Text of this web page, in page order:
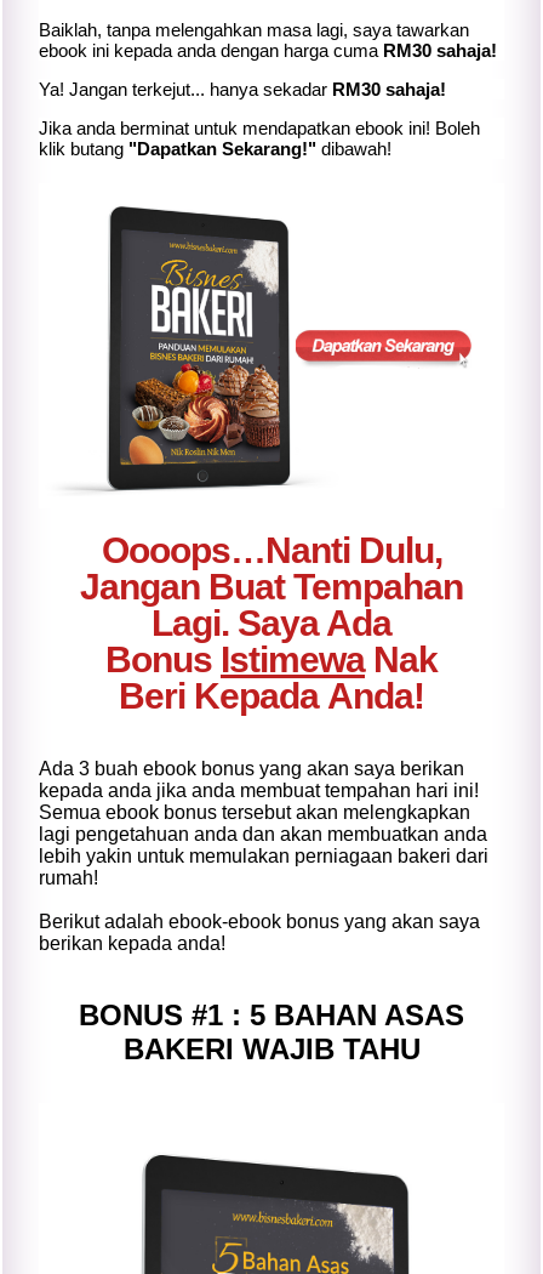
Baiklah, tanpa melengahkan masa lagi, saya tawarkan
ebook ini kepada anda dengan harga cuma RM30 sahaja!
Ya! Jangan terkejut... hanya sekadar RM30 sahaja!
Jika anda berminat untuk mendapatkan ebook ini! Boleh
klik butang "Dapatkan Sekarang!" dibawah!
Oooops…Nanti Dulu,
Jangan Buat Tempahan
Lagi. Saya Ada
Bonus IstimewaNak
Beri Kepada Anda!
Ada 3 buah ebook bonus yang akan saya berikan
kepada anda jika anda membuat tempahan hari ini!
Semua ebook bonus tersebut akan melengkapkan
lagi pengetahuan anda dan akan membuatkan anda
lebih yakin untuk memulakan perniagaan bakeri dari
rumah!
Berikut adalah ebook-ebook bonus yang akan saya
berikan kepada anda!
BONUS #1 : 5 BAHAN ASAS
BAKERI WAJIB TAHU